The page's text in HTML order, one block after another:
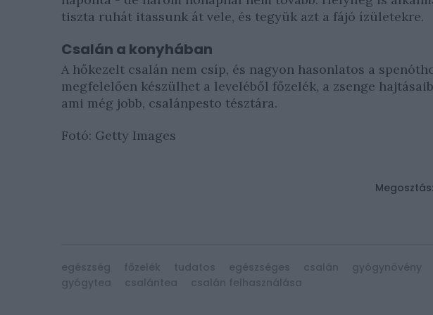
tiszta ruhát itassunk át vele, és tegyük azt a fájó ízületekre.
Csalán a konyhában
A hőkezelt csalán nem csíp, és nagyon hasonlatos a
megfelelően készülhet a leveléből főzelék, a zsenge
ami még jobb, csalánpesto tésztára.
Fotó: Getty Images
egészség főzelék tudatos egészséges csalán
gyógynövény
gyógytea
csalántea csalán felhasználása